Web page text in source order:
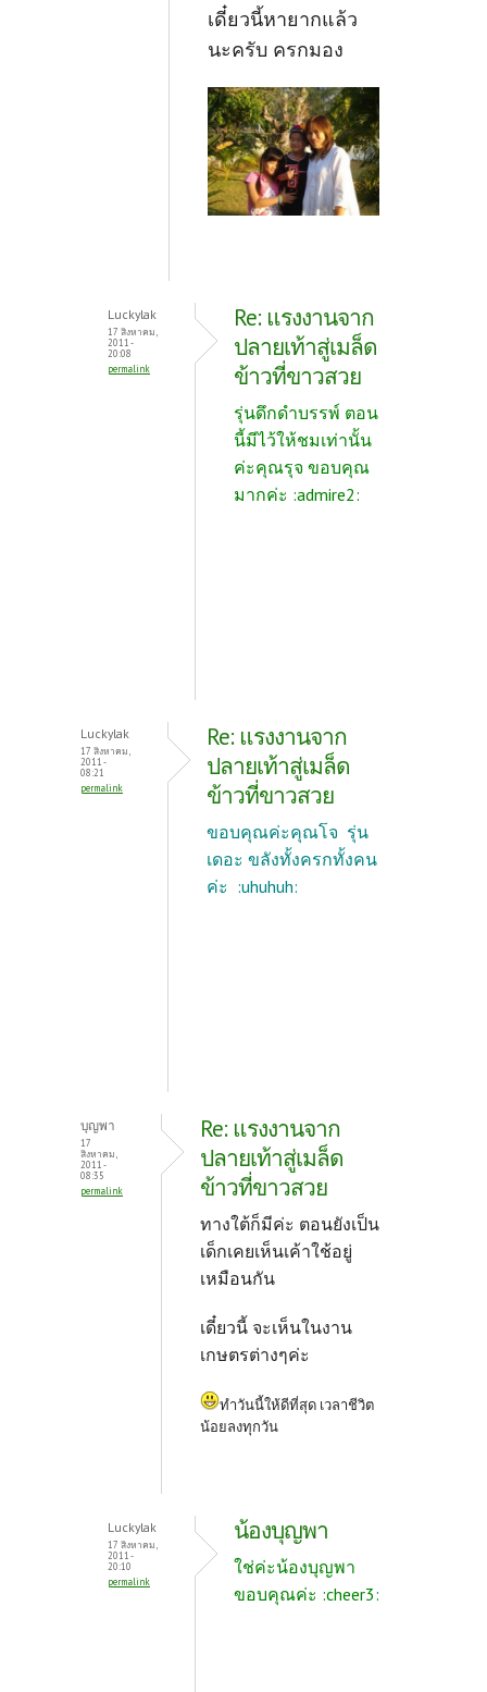
เดี๋ยวนี้หายากแล้ว
นะครับ ครกมอง
Luckylak
17 สิงหาคม,
2011 -
20:08
permalink
Re: แรงงานจาก
ปลายเท้าสู่เมล็ด
ข้าวที่ขาวสวย
รุ่นดึกดำบรรพ์ ตอน
นี้มีไว้ให้ชมเท่านั้น
ค่ะคุณรุจ ขอบคุณ
มากค่ะ :admire2:
Luckylak
17 สิงหาคม,
2011 -
08:21
permalink
Re: แรงงานจาก
ปลายเท้าสู่เมล็ด
ข้าวที่ขาวสวย
ขอบคุณค่ะคุณโจ รุ่น
เดอะ ขลังทั้งครกทั้งคน
ค่ะ :uhuhuh:
บุญพา
17
สิงหาคม,
2011 -
08:35
permalink
Re: แรงงานจาก
ปลายเท้าสู่เมล็ด
ข้าวที่ขาวสวย
ทางใต้ก็มีค่ะ ตอนยังเป็น
เด็กเคยเห็นเค้าใช้อยู่
เหมือนกัน
เดี๋ยวนี้ จะเห็นในงาน
เกษตรต่างๆค่ะ
ทำวันนี้ให้ดีที่สุด เวลาชีวิต
น้อยลงทุกวัน
Luckylak
17 สิงหาคม,
2011 -
20:10
permalink
น้องบุญพา
ใช่ค่ะน้องบุญพา
ขอบคุณค่ะ :cheer3: